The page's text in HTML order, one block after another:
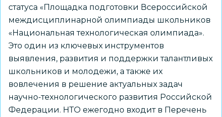
статуса «Площадка подготовки Всероссийской
междисциплинарной олимпиады школьников
«Национальная технологическая олимпиада».
Это один из ключевых инструментов
выявления, развития и поддержки талантливых
школьников и молодежи, а также их
вовлечения в решение актуальных задач
научно-технологического развития Российской
Федерации. НТО ежегодно входит в Перечень